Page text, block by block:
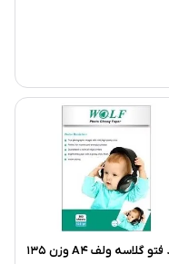
کاغذ فتو گلاسه ولف A4 وزن 135